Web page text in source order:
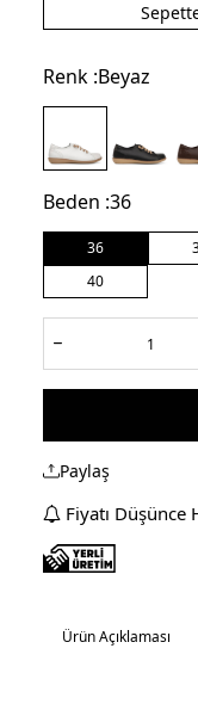
Renk :Beyaz
Beden :36
36
40
Paylaş
Fiyatı Düşünce
Ürün Açıklaması